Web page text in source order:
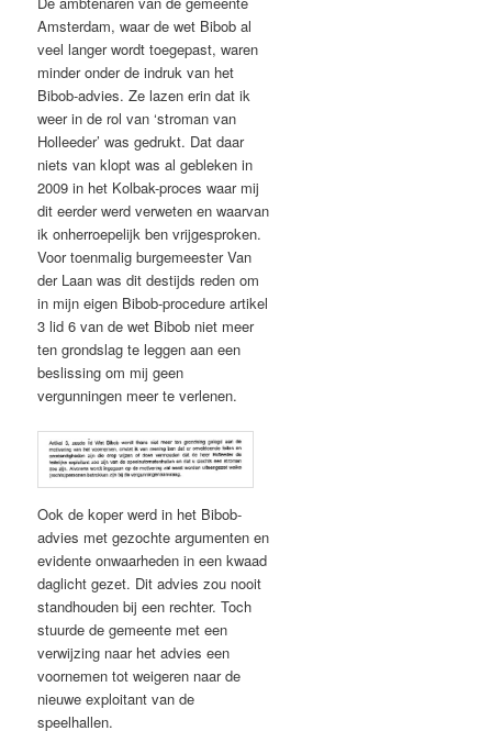
Amsterdam, waar de wet Bibob al
veel langer wordt toegepast, waren
minder onder de indruk van het
Bibob-advies. Ze lazen erin dat ik
weer in de rol van ‘stroman van
Holleeder’ was gedrukt. Dat daar
niets van klopt was al gebleken in
2009 in het Kolbak-proces waar mij
dit eerder werd verweten en waarvan
ik onherroepelijk ben vrijgesproken.
Voor toenmalig burgemeester Van
der Laan was dit destijds reden om
in mijn eigen Bibob-procedure artikel
3 lid 6 van de wet Bibob niet meer
ten grondslag te leggen aan een
beslissing om mij geen
vergunningen meer te verlenen.
Ook de koper werd in het Bibob-
advies met gezochte argumenten en
evidente onwaarheden in een kwaad
daglicht gezet. Dit advies zou nooit
standhouden bij een rechter. Toch
stuurde de gemeente met een
verwijzing naar het advies een
voornemen tot weigeren naar de
nieuwe exploitant van de
speelhallen.